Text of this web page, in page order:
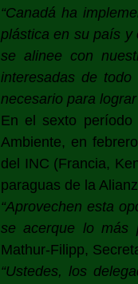
“Canadá ha
plástica en su país y
se alinee con
interesadas de
necesario para
En el sexto
Ambiente, en
del INC (Francia,
paraguas de la
“Aprovechen esta
se acerque lo más
Mathur-Filipp,
“Ustedes, los